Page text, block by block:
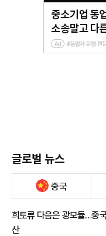
글로벌 뉴스
중국
희토류 다음은 광모듈…중
산